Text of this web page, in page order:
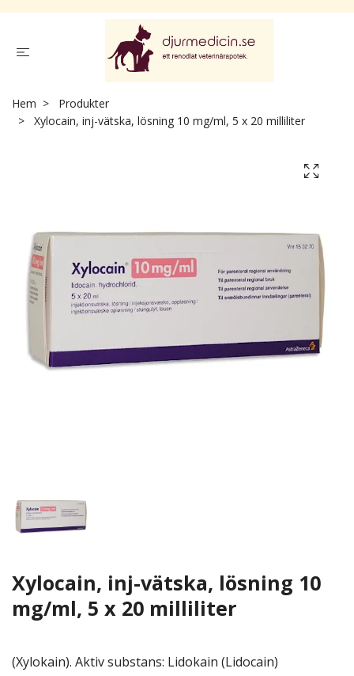
Hem
Produkter
Xylocain, inj-vätska, lösning 10 mg/ml, 5 x 20 milliliter
Xylocain, inj-vätska, lösning 10
mg/ml, 5 x 20 milliliter
(Xylokain). Aktiv substans: Lidokain (Lidocain)